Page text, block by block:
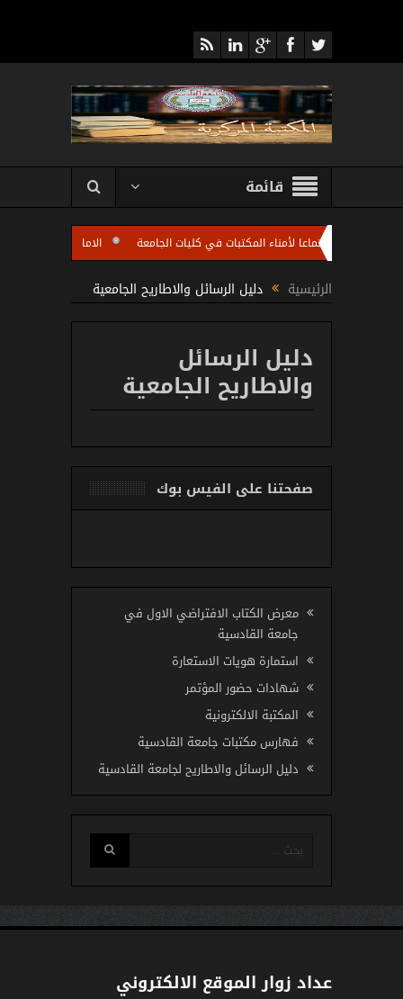
قائمة
تعقد اجتماعا لأمناء المكتبات في كليات الجامعة
الامانة العامة للمكتبة
الرئيسية دليل الرسائل والاطاريح الجامعية
دليل الرسائل
والاطاريح الجامعية
صفحتنا على الفيس بوك
معرض الكتاب الافتراضي الاول في
جامعة القادسية
استمارة هويات الاستعارة
شهادات حضور المؤتمر
المكتبة الالكترونية
فهارس مكتبات جامعة القادسية
دليل الرسائل والاطاريح لجامعة القادسية
عداد زوار الموقع الالكتروني